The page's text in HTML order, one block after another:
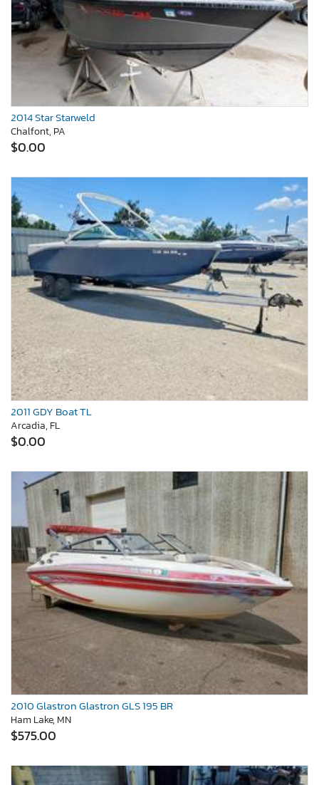
2014 Star Starweld
Chalfont, PA
$0.00
2011 GDY Boat TL
Arcadia, FL
$0.00
2010 Glastron Glastron GLS 195 BR
Ham Lake, MN
$575.00